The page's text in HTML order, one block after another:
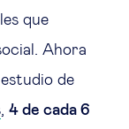
que
Ahora
de
, 4 de cada 6